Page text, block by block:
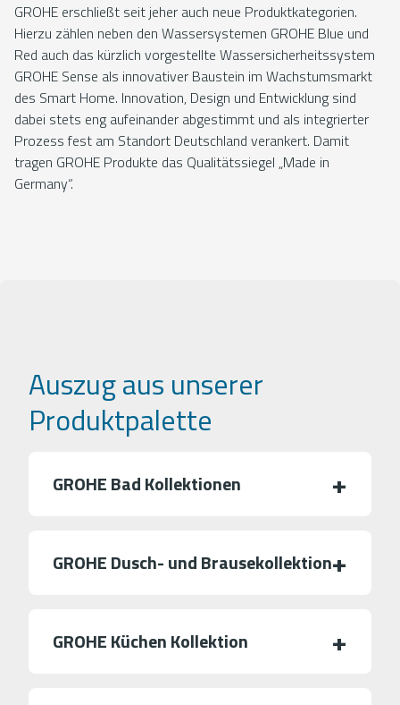
GROHE erschließt seit jeher auch neue Produktkategorien.
Hierzu zählen neben den Wassersystemen GROHE Blue und
Red auch das kürzlich vorgestellte Wassersicherheitssystem
GROHE Sense als innovativer Baustein im Wachstumsmarkt
des Smart Home. Innovation, Design und Entwicklung sind
dabei stets eng aufeinander abgestimmt und als integrierter
Prozess fest am Standort Deutschland verankert. Damit
tragen GROHE Produkte das Qualitätssiegel „Made in
Germany“.
Auszug aus unserer
Produktpalette
GROHE Bad Kollektionen
GROHE Dusch- und Brausekollektion
GROHE Küchen Kollektion